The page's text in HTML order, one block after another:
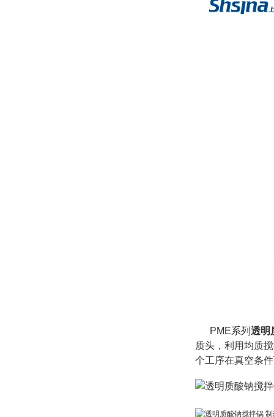
PME系列 透明
质头，利用均质
个工序在真空条